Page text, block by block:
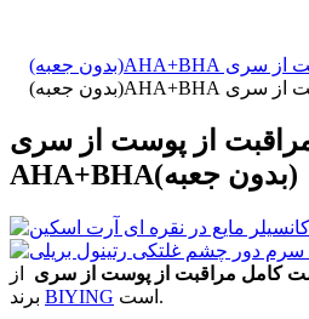
از پوست از سری
AHA+BHA(بدون جعبه)
کامل مراقبت از پوست از سری
از
برند BIYING است.